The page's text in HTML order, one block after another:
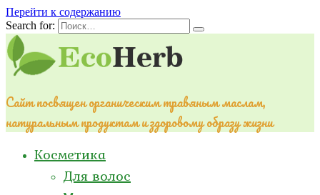
Перейти к содержанию
Search for:
Сайт посвящен органическим травяным маслам,
натуральным продуктам и здоровому образу жизни
Косметика
Для волос